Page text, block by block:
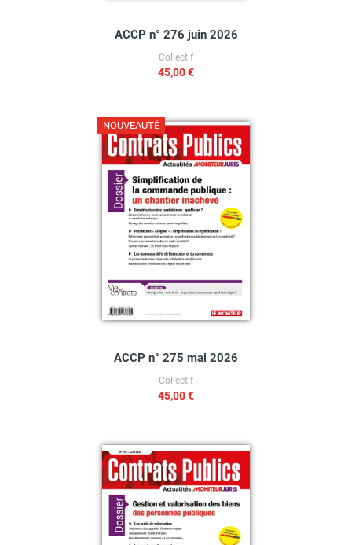
ACCP n° 276 juin 2026
Collectif
45,00 €
NOUVEAUTÉ
ACCP n° 275 mai 2026
Collectif
45,00 €